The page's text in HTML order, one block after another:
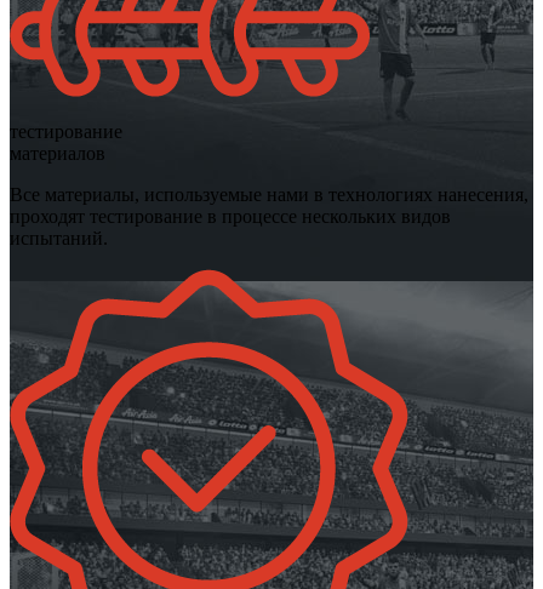
тестирование
материалов
Все материалы, используемые нами в технологиях нанесения,
проходят тестирование в процессе нескольких видов
испытаний.